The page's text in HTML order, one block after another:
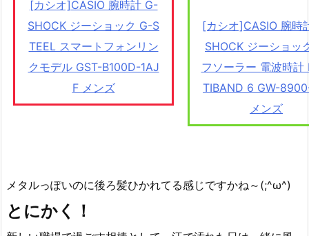
[カシオ]CASIO 腕時計 G-
SHOCK ジーショック G-S
TEEL スマートフォンリン
クモデル GST-B100D-1AJ
F メンズ
[カシオ]CASIO 腕時
SHOCK ジーショッ
フソーラー 電波時計
TIBAND 6 GW-
メンズ
メタルっぽいのに後ろ髪ひかれてる感じですかね～(;^ω^)
とにかく！